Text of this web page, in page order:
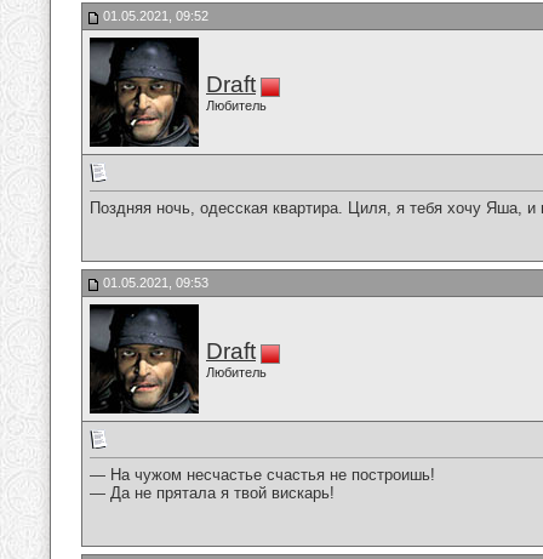
01.05.2021, 09:52
Draft
Любитель
Поздняя ночь, одесская квартира. Циля, я тебя хочу Яша,
01.05.2021, 09:53
Draft
Любитель
— На чужом несчастье счастья не построишь!
— Да не прятала я твой вискарь!